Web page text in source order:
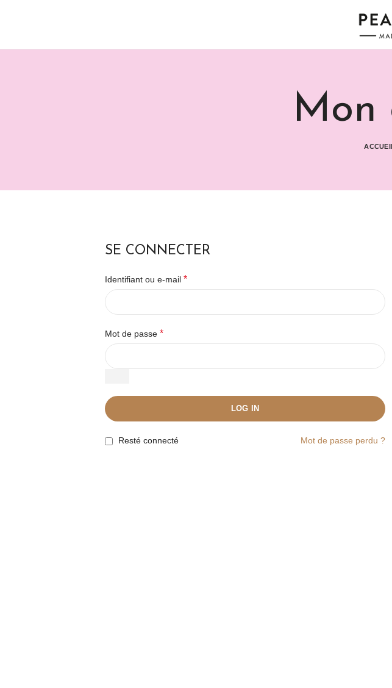
Mon
SE CONNECTER
Identifiant ou e-mail *
Mot de passe *
LOG IN
Mot de passe perdu ?
Resté connecté